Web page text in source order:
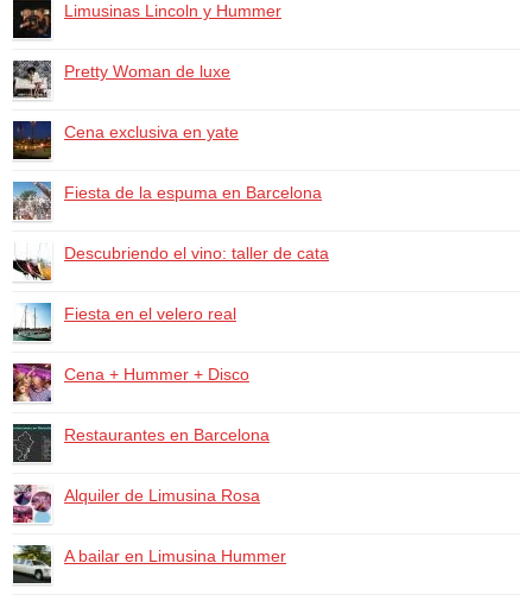
Limusinas Lincoln y Hummer
Pretty Woman de luxe
Cena exclusiva en yate
Fiesta de la espuma en Barcelona
Descubriendo el vino: taller de cata
Fiesta en el velero real
Cena + Hummer + Disco
Restaurantes en Barcelona
Alquiler de Limusina Rosa
A bailar en Limusina Hummer